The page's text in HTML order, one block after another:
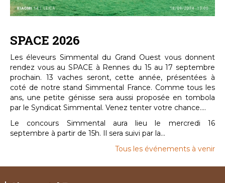
SPACE 2026
Les éleveurs Simmental du Grand Ouest vous donnent
rendez vous au SPACE à Rennes du 15 au 17 septembre
prochain. 13 vaches seront, cette année, présentées à
coté de notre stand Simmental France. Comme tous les
ans, une petite génisse sera aussi proposée en tombola
par le Syndicat Simmental. Venez tenter votre chance....
Le concours Simmental aura lieu le mercredi 16
septembre à partir de 15h. Il sera suivi par la...
Tous les événements à venir